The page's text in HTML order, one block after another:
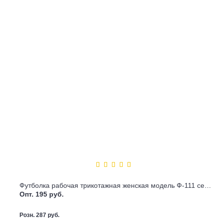
Опт. 195 руб.
Розн. 287 руб.